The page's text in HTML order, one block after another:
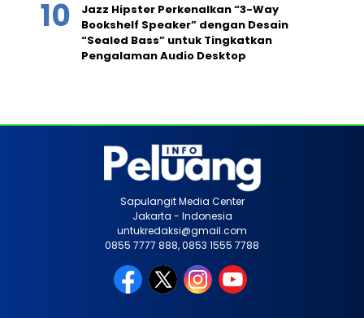
Jazz Hipster Perkenalkan “3-Way
Bookshelf Speaker” dengan Desain
“Sealed Bass” untuk Tingkatkan
Pengalaman Audio Desktop
Sapulangit Media Center
Jakarta - Indonesia
untukredaksi@gmail.com
0855 7777 888, 0853 1555 7788